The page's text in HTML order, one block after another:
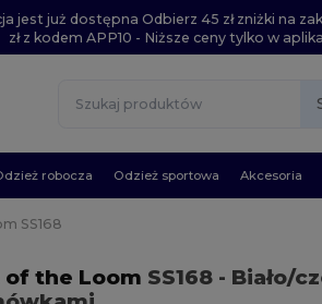
jest już dostępna Odbierz 45 zł zniżki na
zł z kodem APP10 - Niższe ceny tylko w
robocza Odzież sportowa Akcesoria
SS168
of the Loom SS168 - Biało/